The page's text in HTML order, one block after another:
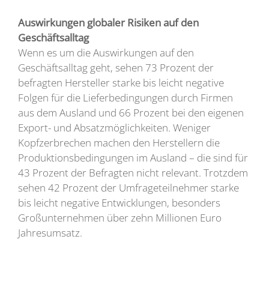
Auswirkungen globaler Risiken auf den
Geschäftsalltag
Wenn es um die Auswirkungen auf den
Geschäftsalltag geht, sehen 73 Prozent der
befragten Hersteller starke bis leicht negative
Folgen für die Lieferbedingungen durch Firmen
aus dem Ausland und 66 Prozent bei den eigenen
Export- und Absatzmöglichkeiten. Weniger
Kopfzerbrechen machen den Herstellern die
Produktionsbedingungen im Ausland – die sind für
43 Prozent der Befragten nicht relevant. Trotzdem
sehen 42 Prozent der Umfrageteilnehmer starke
bis leicht negative Entwicklungen, besonders
Großunternehmen über zehn Millionen Euro
Jahresumsatz.